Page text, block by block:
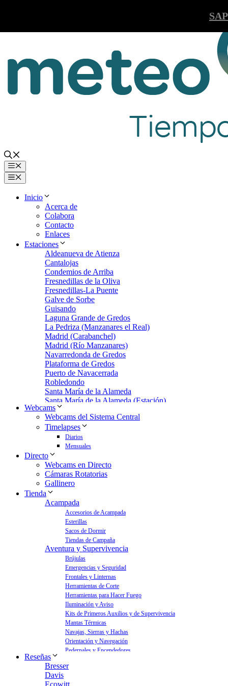
Menú
Menú
Inicio
Acerca de
Colabora
Contacto
Enlaces
Estaciones
Aldeanueva de Atienza
Cantalojas
Condemios de Arriba
Fresnedillas de la Oliva
Fresnedillas-La Puente
Galve de Sorbe
Guisando
Laguna Grande de Gredos
La Pedriza (Manzanares el Real)
Madrid (Carabanchel)
Madrid (Río Manzanares)
Navarredonda de Gredos
Plataforma de Gredos
Puerto de Navacerrada
Robledondo
Santa María de la Alameda
Santa María de la Alameda (Estación)
Zarzalejo
Zarzalejo Estación
Zarzalejo-Machotas
Webcams
Webcams del Sistema Central
Timelapses
Diarios
Mensuales
Directo
Webcams en Directo
Cámaras Rotatorias
Gallinero
Tienda
Acampada
Accesorios de Acampada
Esterillas
Sacos de Dormir
Tiendas de Campaña
Aventura y Supervivencia
Brújulas
Emergencias y Seguridad
Frontales y Linternas
Herramientas de Corte
Herramientas para Hacer Fuego
Iluminación y Aviso
Kits de Primeros Auxilios y de Supervivencia
Mantas Térmicas
Navajas, Sierras y Hachas
Orientación y Navegación
Pedernales y Encendedores
Aves y Jardín
Bebederos para Aves
Reseñas
Bresser
Davis
Ecowitt